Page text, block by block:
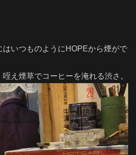
はいつものようにHOPEから煙がで
え煙草でコーヒーを淹れる渋さ。